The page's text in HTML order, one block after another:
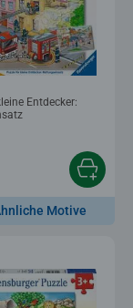
Entdecker:
Motive